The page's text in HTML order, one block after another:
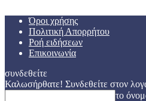
Όροι χρήσης
Πολιτική Απορρήτου
Ροή ειδήσεων
Επικοινωνία
συνδεθείτε
Καλωσήρθατε! Συνδεθείτε στον
το